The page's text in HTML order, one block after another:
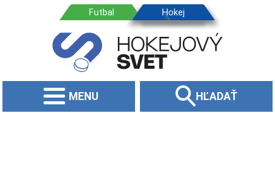
MENU HĽADAŤ